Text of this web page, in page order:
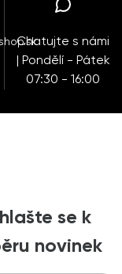
Chatujte s námi
| Pondělí - Pátek
07:30 - 16:00
se k
novinek